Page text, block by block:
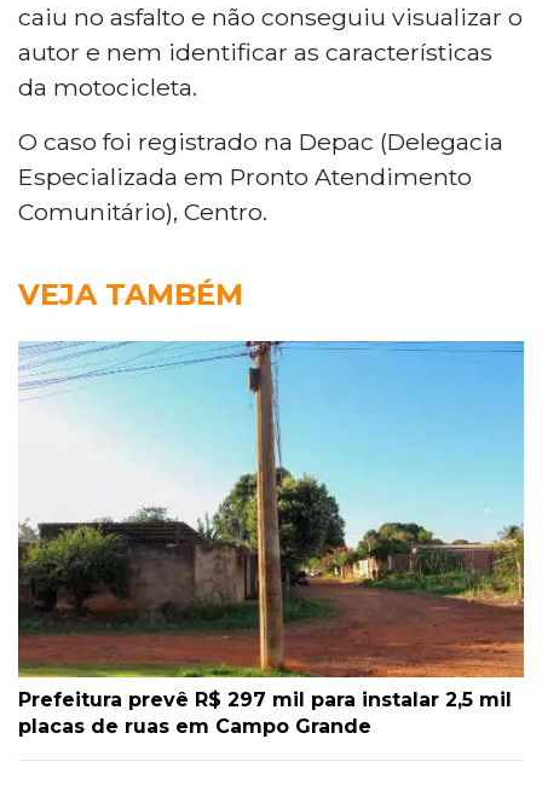
caiu no asfalto e não conseguiu visualizar o
autor e nem identificar as características
da motocicleta.
O caso foi registrado na Depac (Delegacia
Especializada em Pronto Atendimento
Comunitário), Centro.
VEJA TAMBÉM
Prefeitura prevê R$ 297 mil para instalar 2,5 mil
placas de ruas em Campo Grande